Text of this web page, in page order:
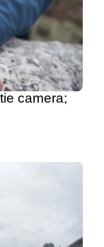
camera;